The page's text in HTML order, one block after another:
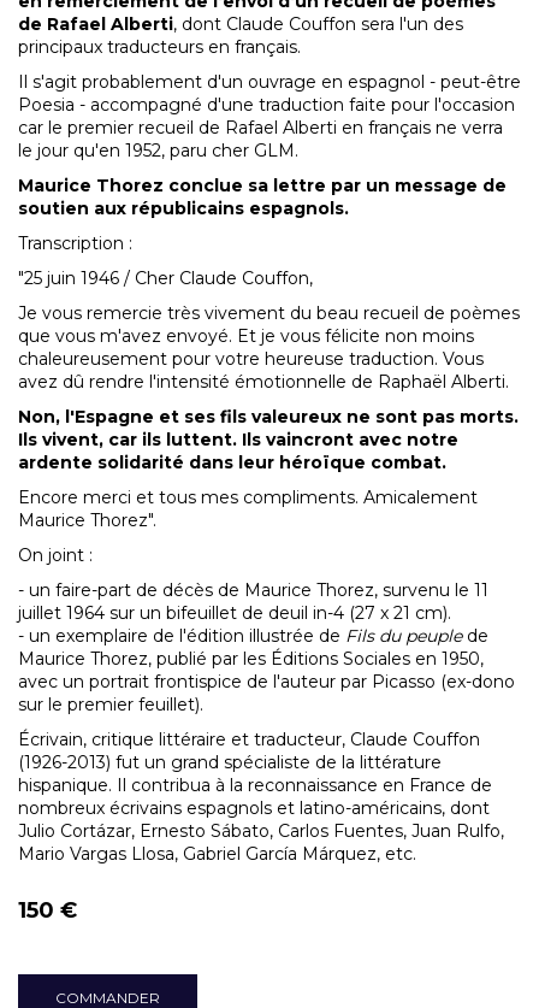
de Rafael Alberti, dont Claude Couffon sera l'un des
principaux traducteurs en français.
Il s'agit probablement d'un ouvrage en espagnol - peut-être
Poesia - accompagné d'une traduction faite pour l'occasion
car le premier recueil de Rafael Alberti en français ne verra
le jour qu'en 1952, paru cher GLM.
Maurice Thorez conclue sa lettre par un message de
soutien aux républicains espagnols.
Transcription :
"25 juin 1946 / Cher Claude Couffon,
Je vous remercie très vivement du beau recueil de poèmes
que vous m'avez envoyé. Et je vous félicite non moins
chaleureusement pour votre heureuse traduction. Vous
avez dû rendre l'intensité émotionnelle de Raphaël Alberti.
Non, l'Espagne et ses fils valeureux ne sont pas morts.
Ils vivent, car ils luttent. Ils vaincront avec notre
ardente solidarité dans leur héroïque combat.
Encore merci et tous mes compliments. Amicalement
Maurice Thorez".
On joint :
- un faire-part de décès de Maurice Thorez, survenu le 11
juillet 1964 sur un bifeuillet de deuil in-4 (27 x 21 cm).
- un exemplaire de l'édition illustrée de Fils du peuplede
Maurice Thorez, publié par les Éditions Sociales en 1950,
avec un portrait frontispice de l'auteur par Picasso (ex-dono
sur le premier feuillet).
Écrivain, critique littéraire et traducteur, Claude Couffon
(1926-2013) fut un grand spécialiste de la littérature
hispanique. Il contribua à la reconnaissance en France de
nombreux écrivains espagnols et latino-américains, dont
Julio Cortázar, Ernesto Sábato, Carlos Fuentes, Juan Rulfo,
Mario Vargas Llosa, Gabriel García Márquez, etc.
150 €
COMMANDER